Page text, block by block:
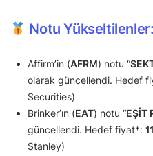
Notu Yükseltilenler:
Affirm’in (AFRM) notu “
olarak güncellendi. Hedef
Securities)
Brinker’ın (EAT) notu “EŞİT
güncellendi. Hedef fiyat*:
Stanley)